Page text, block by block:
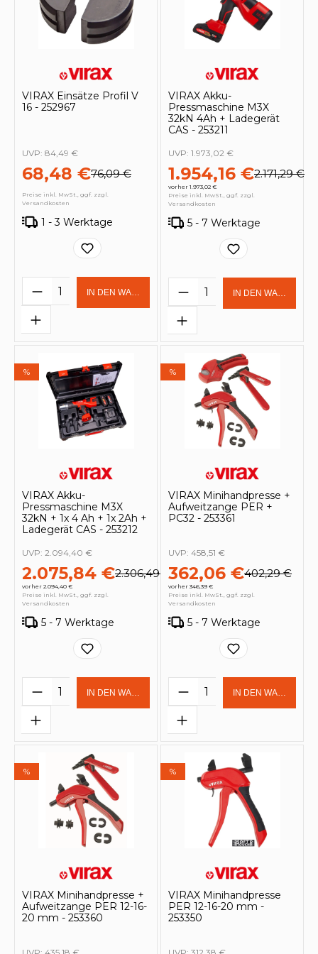
VIRAX Einsätze Profil V
16 - 252967
68,48 €76,09 €
UVP: 84,49 €
Preise inkl. MwSt., ggf. zzgl.
Versandkosten
1 - 3 Werktage
Produkt Anzahl: Gib den
IN DEN WARENKORB
VIRAX Akku-
Pressmaschine M3X
32kN 4Ah + Ladegerät
CAS - 253211
1.954,16 €2.171,29 €
vorher 1.973,02 €
UVP: 1.973,02 €
Preise inkl. MwSt., ggf. zzgl.
Versandkosten
5 - 7 Werktage
Produkt Anzahl:
IN DEN
%
VIRAX Akku-
Pressmaschine M3X
32kN + 1x 4 Ah + 1x 2Ah +
Ladegerät CAS - 253212
2.075,84 €2.306,49 €
vorher 2.094,40 €
UVP: 2.094,40 €
Preise inkl. MwSt., ggf. zzgl.
Versandkosten
5 - 7 Werktage
Produkt Anzahl: Gib den
IN DEN WARENKORB
%
VIRAX Minihandpresse +
Aufweitzange PER +
PC32 - 253361
362,06 €402,29 €
vorher 346,39 €
UVP: 458,51 €
Preise inkl. MwSt., ggf. zzgl.
Versandkosten
5 - 7 Werktage
Produkt Anzahl:
IN DEN
%
VIRAX Minihandpresse +
Aufweitzange PER 12-16-
20 mm - 253360
%
VIRAX Minihandpresse
PER 12-16-20 mm -
253350